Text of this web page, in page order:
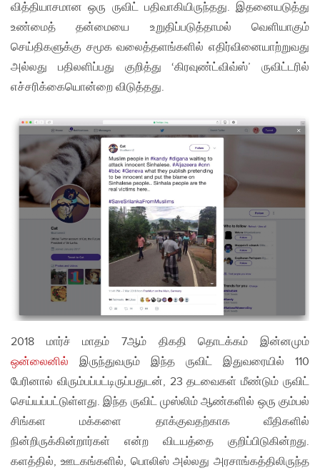
வித்தியாசமான ஒரு ருவிட் பதிவாகியிருந்தது. இதனையடுத்து
உண்மைத் தன்மையை உறுதிப்படுத்தாமல் வெளியாகும்
செய்திகளுக்கு சமூக வலைத்தளங்களில் எதிர்வினையாற்றுவது
அல்லது பதிலளிப்பது குறித்து ‘கிரவுண்ட்விவ்ஸ்’ ருவிட்டரில்
எச்சரிக்கையொன்றை விடுத்தது.
2018 மார்ச் மாதம் 7ஆம் திகதி தொடக்கம் இன்னமும்
ஒன்லைனில் இருந்துவரும் இந்த ருவிட் இதுவரையில் 110
பேரினால் விரும்பப்பட்டிருப்பதுடன், 23 தடவைகள் மீண்டும் ருவிட்
செய்யப்பட்டுள்ளது. இந்த ருவிட் முஸ்லிம் ஆண்களில் ஒரு கும்பல்
சிங்கள மக்களை தாக்குவதற்காக வீதிகளில்
நின்றிருக்கின்றார்கள் என்ற விடயத்தை குறிப்பிடுகின்றது.
களத்தில், ஊடகங்களில், பொலிஸ் அல்லது அரசாங்கத்திலிருந்த